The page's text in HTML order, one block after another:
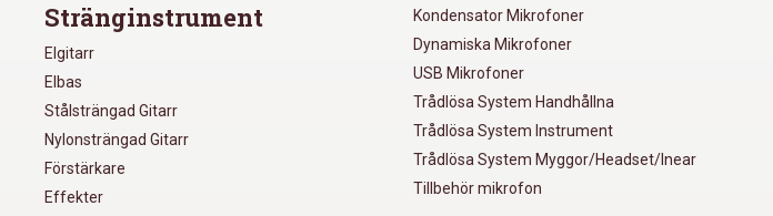
Stränginstrument
Elgitarr
Elbas
Stålsträngad Gitarr
Nylonsträngad Gitarr
Förstärkare
Effekter
Kondensator Mikrofoner
Dynamiska Mikrofoner
USB Mikrofoner
Trådlösa System Handhållna
Trådlösa System Instrument
Trådlösa System Myggor/Headset/Inear
Tillbehör mikrofon